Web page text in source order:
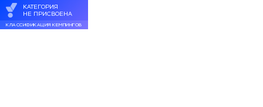
КАТЕГОРИЯ
НЕ ПРИСВОЕНА
КЛАССИФИКАЦИЯ КЕМПИНГОВ